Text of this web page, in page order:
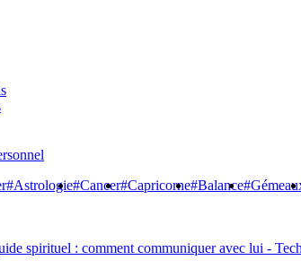
#Astrologie#Cancer#Capricorne#Balance